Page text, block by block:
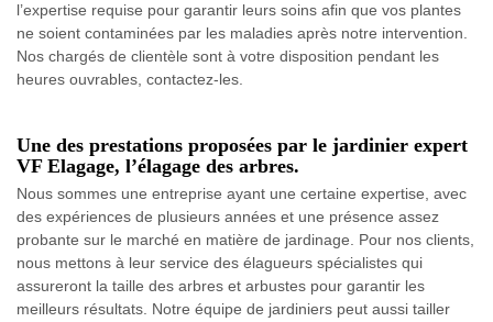
l’expertise requise pour garantir leurs soins afin que vos plantes
ne soient contaminées par les maladies après notre intervention.
Nos chargés de clientèle sont à votre disposition pendant les
heures ouvrables, contactez-les.
Une des prestations proposées par le jardinier expert
VF Elagage, l’élagage des arbres.
Nous sommes une entreprise ayant une certaine expertise, avec
des expériences de plusieurs années et une présence assez
probante sur le marché en matière de jardinage. Pour nos clients,
nous mettons à leur service des élagueurs spécialistes qui
assureront la taille des arbres et arbustes pour garantir les
meilleurs résultats. Notre équipe de jardiniers peut aussi tailler